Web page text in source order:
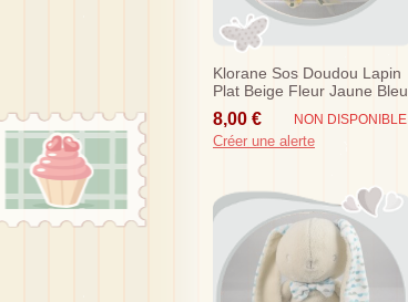
Klorane Sos Doudou Lapin
Plat Beige Fleur Jaune Bleu
Vert
8,00 € NON DISPONIBLE
Créer une alerte